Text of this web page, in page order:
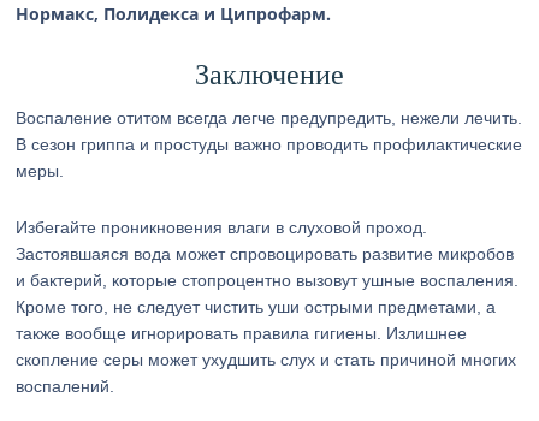
Нормакс, Полидекса и Ципрофарм.
Заключение
Воспаление отитом всегда легче предупредить, нежели лечить.
В сезон гриппа и простуды важно проводить профилактические
меры.
Избегайте проникновения влаги в слуховой проход.
Застоявшаяся вода может спровоцировать развитие микробов
и бактерий, которые стопроцентно вызовут ушные воспаления.
Кроме того, не следует чистить уши острыми предметами, а
также вообще игнорировать правила гигиены. Излишнее
скопление серы может ухудшить слух и стать причиной многих
воспалений.